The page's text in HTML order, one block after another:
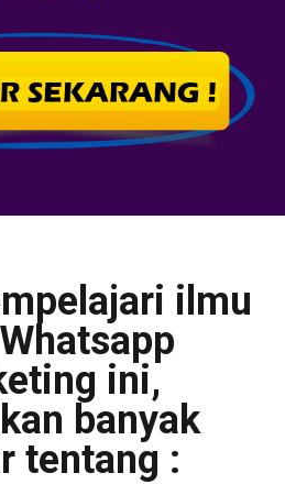
ilmu
ini,
banyak
tentang :